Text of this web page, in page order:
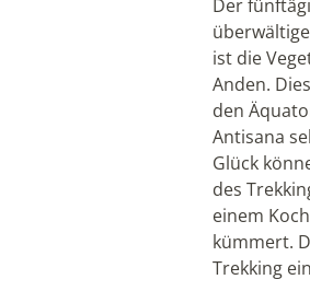
Der
ist die
Anden.
den
Antisana
Glück
des
einem
kümmert.
Trekking